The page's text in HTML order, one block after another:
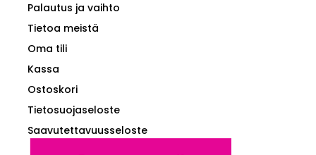
Palautus ja vaihto
Tietoa meistä
Oma tili
Kassa
Ostoskori
Tietosuojaseloste
Saavutettavuusseloste